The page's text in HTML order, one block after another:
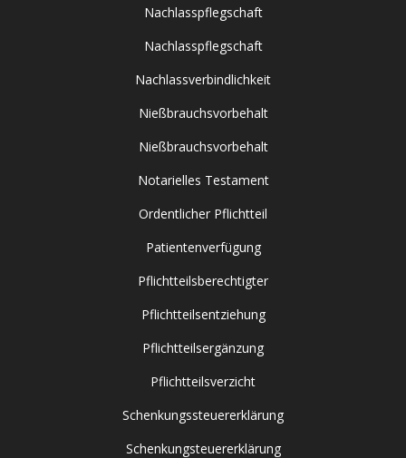
Nachlasspflegschaft
Nachlasspflegschaft
Nachlassverbindlichkeit
Nießbrauchsvorbehalt
Nießbrauchsvorbehalt
Notarielles Testament
Ordentlicher Pflichtteil
Patientenverfügung
Pflichtteilsberechtigter
Pflichtteilsentziehung
Pflichtteilsergänzung
Pflichtteilsverzicht
Schenkungssteuererklärung
Schenkungsteuererklärung